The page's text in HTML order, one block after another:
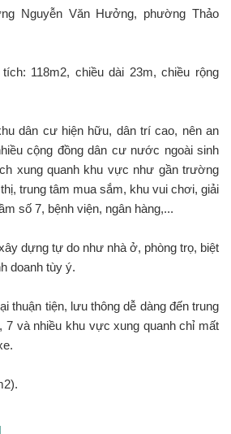
Nguyễn Văn Hưởng, phường Thảo
118m2, chiều dài 23m, chiều rộng
dân cư hiện hữu, dân trí cao, nên an
cộng đồng dân cư nước ngoài sinh
xung quanh khu vực như gần trường
trung tâm mua sắm, khu vui chơi, giải
số 7, bệnh viện, ngân hàng,...
dựng tự do như nhà ở, phòng trọ, biệt
doanh tùy ý.
thuận tiện, lưu thông dễ dàng đến trung
7 và nhiều khu vực xung quanh chỉ mất